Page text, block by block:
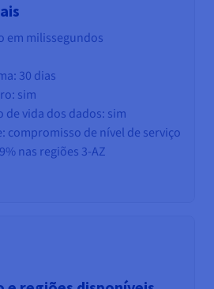
em milissegundos
30 dias
sim
de vida dos dados: sim
compromisso de nível de serviço
nas regiões 3-AZ